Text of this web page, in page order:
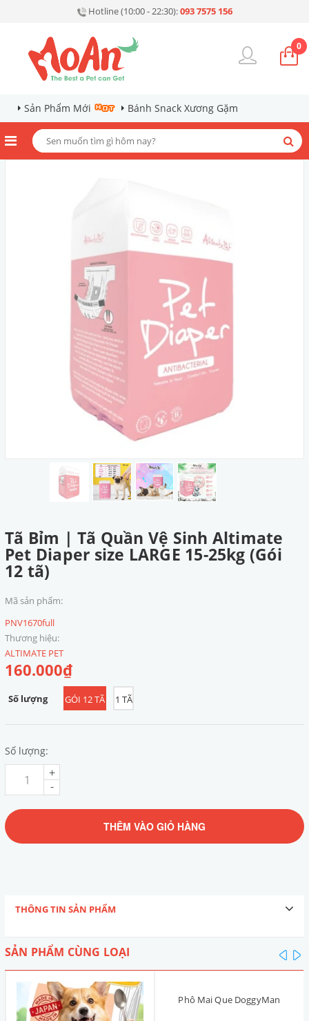
Hotline (10:00 - 22:30):093 7575 156
0
Sản Phẩm Mới Bánh Snack Xương Gặm
Tã Bỉm | Tã Quần Vệ Sinh Altimate
Pet Diaper size LARGE 15-25kg (Gói
12 tã)
Mã sản phẩm:
PNV1670full
Thương hiệu:
ALTIMATE PET
160.000₫
Số lượng GÓI 12 TÃ 1 TÃ
Số lượng:
-
+
THÊM VÀO GIỎ HÀNG
THÔNG TIN SẢN PHẨM
SẢN PHẨM CÙNG LOẠI
Phô Mai Que DoggyMan